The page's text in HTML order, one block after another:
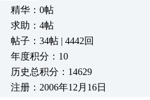
精华：0帖
求助：4帖
帖子：34帖 | 4442回
年度积分：10
历史总积分：14629
注册：2006年12月16日